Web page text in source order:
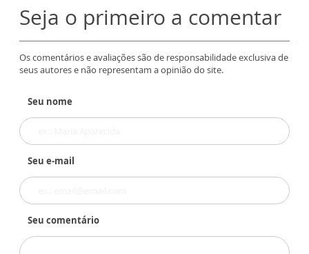
Seja o primeiro a comentar
Os comentários e avaliações são de responsabilidade exclusiva de
seus autores e não representam a opinião do site.
Seu nome
Seu e-mail
Seu comentário